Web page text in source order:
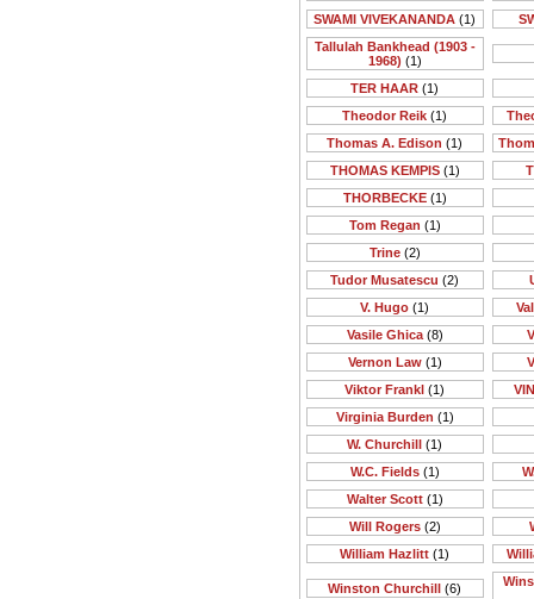
SWAMI VIVEKANANDA (1)
Tallulah Bankhead (1903 -
1968) (1)
TER HAAR (1)
Theodor Reik (1)
Thomas A. Edison (1)
THOMAS KEMPIS(1)
THORBECKE(1)
Tom Regan (1)
Trine(2)
Tudor Musatescu (2)
V. Hugo (1)
Vasile Ghica(8)
Vernon Law(1)
Viktor Frankl (1)
Virginia Burden (1)
W. Churchill (1)
W.C. Fields(1)
Walter Scott(1)
Will Rogers(2)
William Hazlitt (1)
Winston Churchill (6)